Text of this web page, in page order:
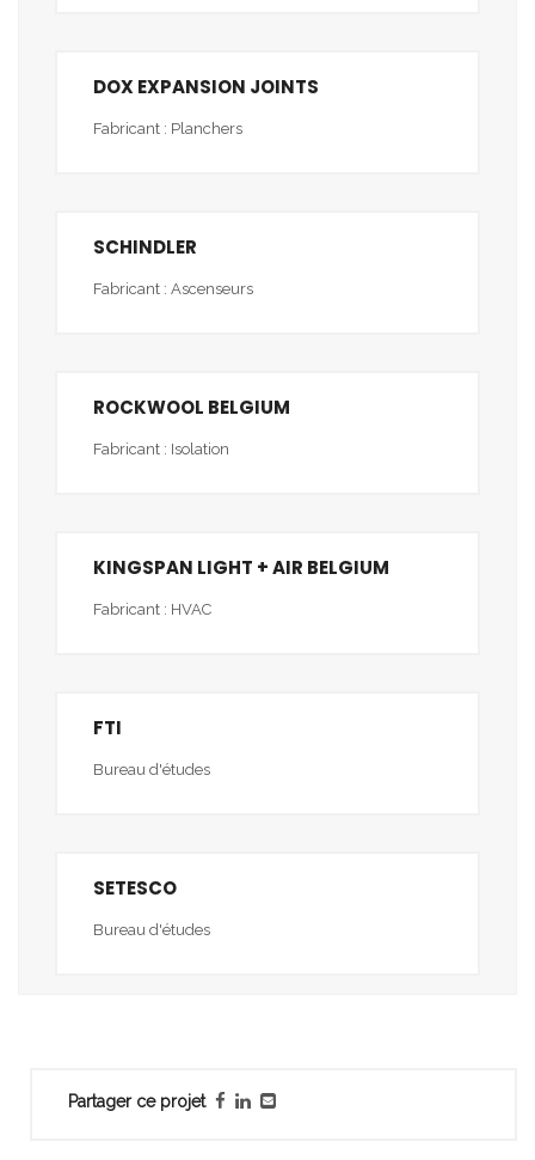
Partager ce projet
DOX EXPANSION JOINTS
Fabricant : Planchers
SCHINDLER
Fabricant : Ascenseurs
ROCKWOOL BELGIUM
Fabricant : Isolation
KINGSPAN LIGHT + AIR BELGIUM
Fabricant : HVAC
FTI
Bureau d'études
SETESCO
Bureau d'études